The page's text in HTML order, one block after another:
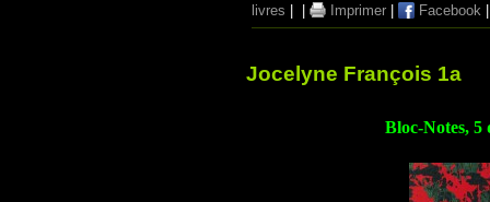
livres | | Imprimer | Facebook
Jocelyne François 1a
Bloc-Notes, 5